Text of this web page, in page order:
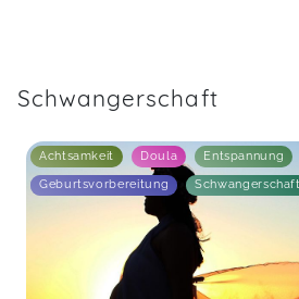
Schwangerschaft
Achtsamkeit Doula Entspannung
Geburtsvorbereitung Schwangerschaft